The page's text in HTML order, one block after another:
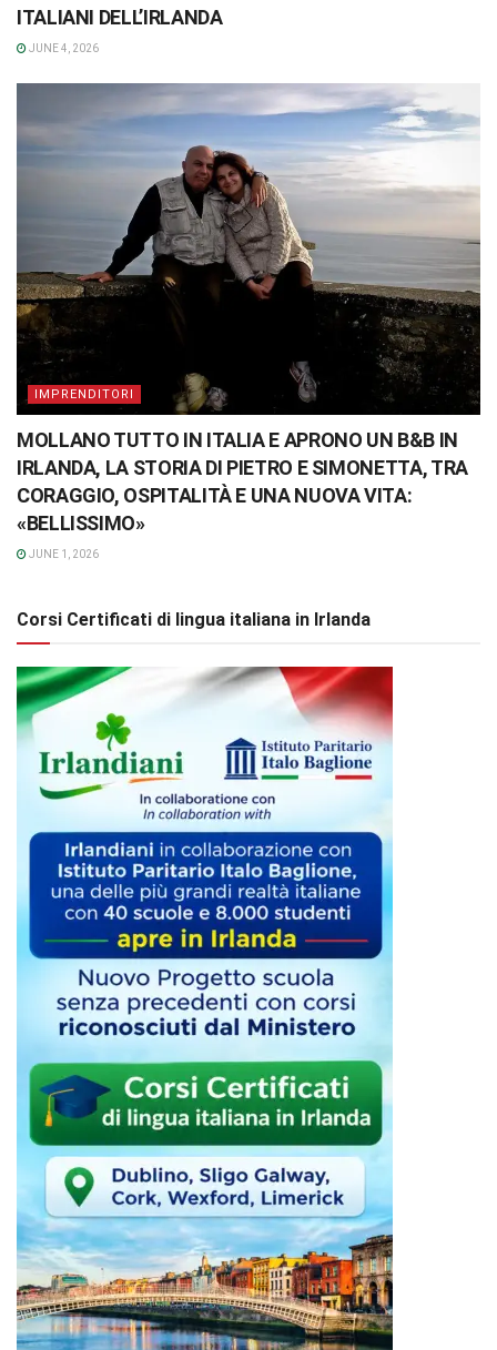
ITALIANI DELL’IRLANDA
JUNE 4, 2026
IMPRENDITORI
MOLLANO TUTTO IN ITALIA E APRONO UN B&B IN
IRLANDA, LA STORIA DI PIETRO E SIMONETTA, TRA
CORAGGIO, OSPITALITÀ E UNA NUOVA VITA:
«BELLISSIMO»
JUNE 1, 2026
Corsi Certificati di lingua italiana in Irlanda